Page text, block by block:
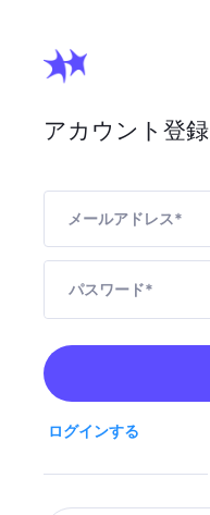
アカウント登録
メールアドレス*
パスワード*
ログインする